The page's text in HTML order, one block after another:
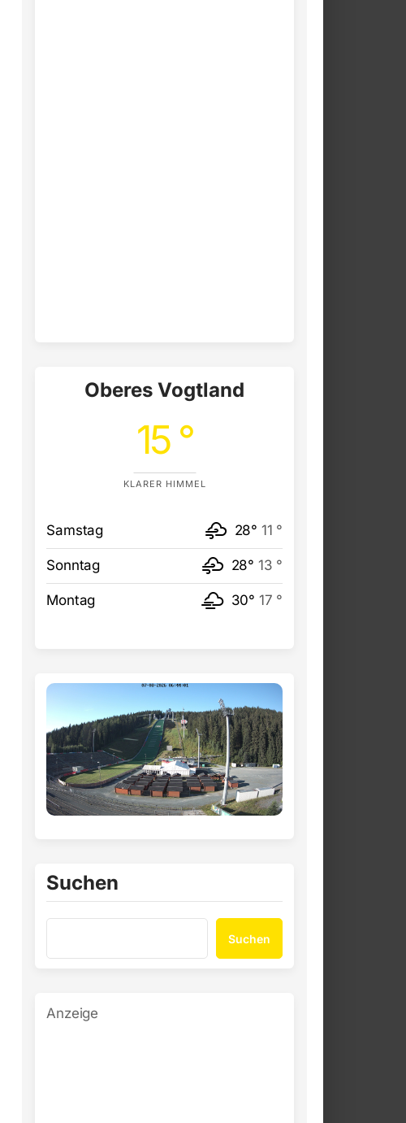
Oberes Vogtland
15 °
KLARER HIMMEL
Samstag 28° 11 °
Sonntag 28° 13 °
Montag 30° 17 °
Suchen
Suchen
Anzeige